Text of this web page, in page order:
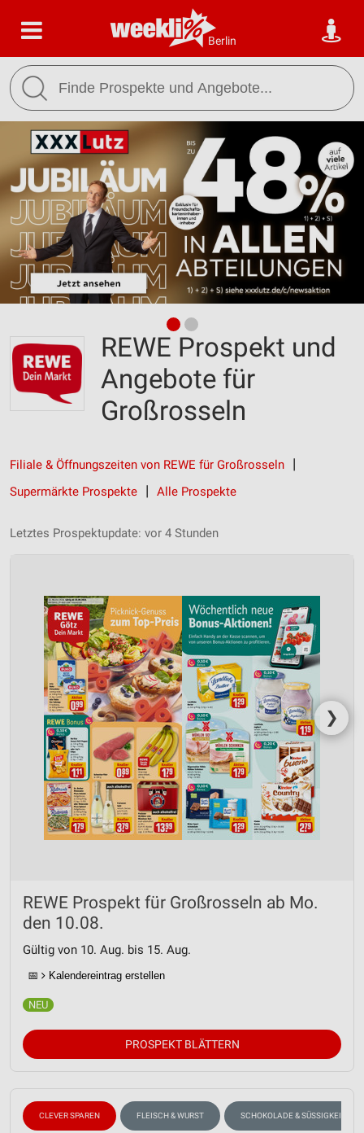
Berlin
REWE Prospekt und
Angebote für
Großrosseln
Filiale & Öffnungszeiten von REWE für Großrosseln
Supermärkte Prospekte
Alle Prospekte
Letztes Prospektupdate: vor 4 Stunden
❯
REWE Prospekt für Großrosseln ab Mo.
den 10.08.
Gültig von 10. Aug. bis 15. Aug.
📅 Kalendereintrag erstellen
PROSPEKT BLÄTTERN
CLEVER SPAREN FLEISCH & WURST SCHOKOLADE & SÜSSIGKEITEN